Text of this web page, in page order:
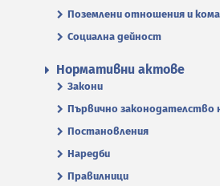
Поземлени отношения и
Социална дейност
Нормативни актове
Закони
Първично законодателство
Постановления
Наредби
Правилници